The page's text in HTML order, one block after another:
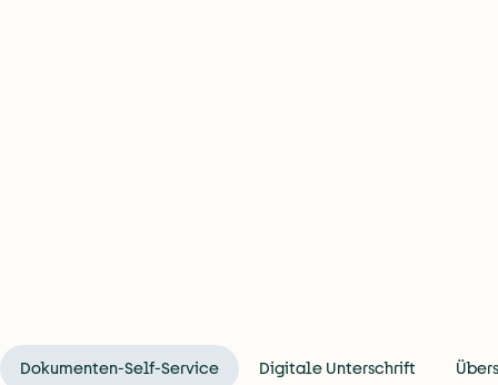
Dokumenten-Self-Service Digitale Unterschrift